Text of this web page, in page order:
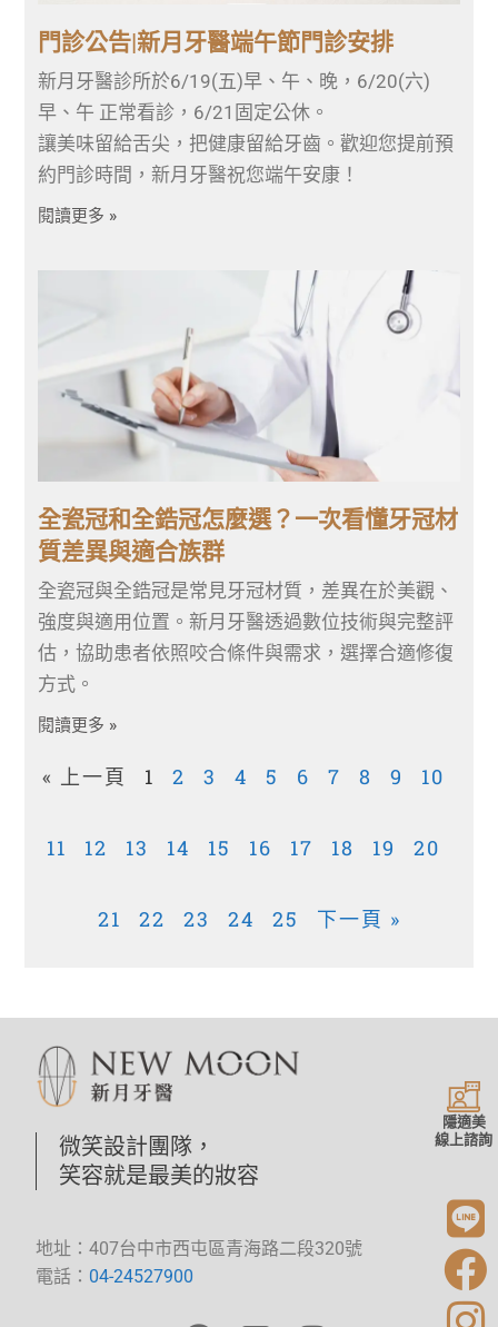
門診公告|新月牙醫端午節門診安排
新月牙醫診所於6/19(五)早、午、晚，6/20(六)
早、午 正常看診，6/21固定公休。
讓美味留給舌尖，把健康留給牙齒。歡迎您提前預
約門診時間，新月牙醫祝您端午安康！
閱讀更多 »
全瓷冠和全鋯冠怎麼選？一次看懂牙冠材
質差異與適合族群
全瓷冠與全鋯冠是常見牙冠材質，差異在於美觀、
強度與適用位置。新月牙醫透過數位技術與完整評
估，協助患者依照咬合條件與需求，選擇合適修復
方式。
閱讀更多 »
« 上一頁 1 2 3 4 5 6 7 8 9 10
11 12 13 14 15 16 17 18 19 20
21 22 23 24 25 下一頁 »
微笑設計團隊，
笑容就是最美的妝容
地址：407台中市西屯區青海路二段320號
電話： 04-24527900
隱適美
線上諮詢